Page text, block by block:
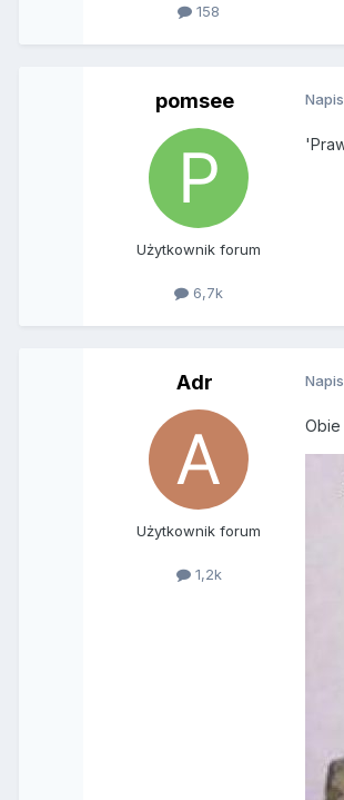
158
pomsee
Użytkownik forum
6,7k
Adr
Użytkownik forum
1,2k
Obie